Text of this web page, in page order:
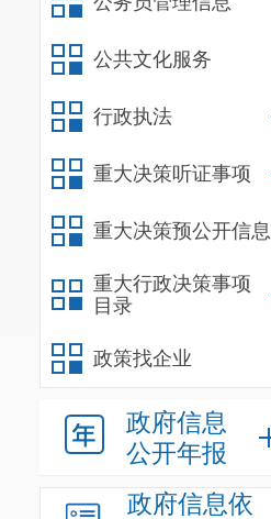
公共文化服务
行政执法
重大决策听证事项
重大决策预公开信息
重大行政决策事项
目录
政策找企业
政府信息
公开年报
政府信息依